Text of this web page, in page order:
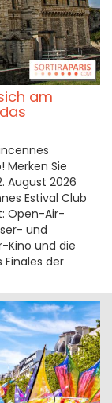
am
Merken Sie
August 2026
Estival Club
Open-Air-
und
Kino und die
der